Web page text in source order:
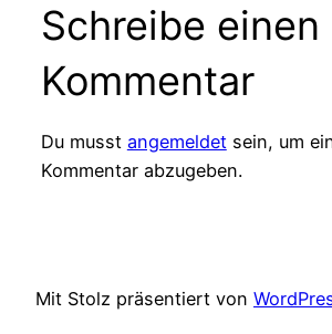
Schreibe einen
Kommentar
Du musst angemeldetsein, um
Kommentar abzugeben.
Mit Stolz präsentiert von